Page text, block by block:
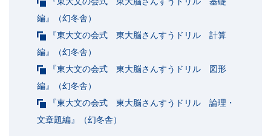
編』（幻冬舎）
『東大文の会式 東大脳さんすうドリル 計算
編』（幻冬舎）
『東大文の会式 東大脳さんすうドリル 図形
編』（幻冬舎）
『東大文の会式 東大脳さんすうドリル 論理・
文章題編』（幻冬舎）